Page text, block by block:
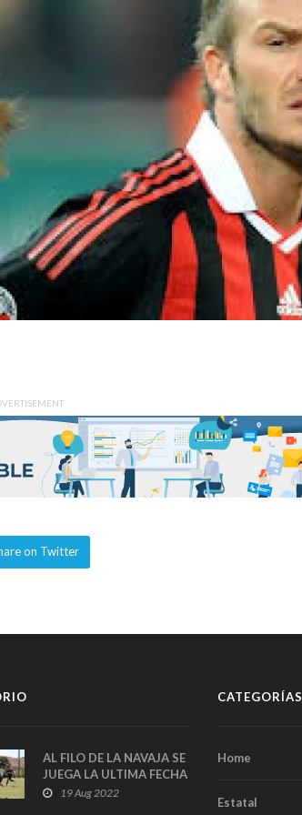
on Twitter
AL FILO DE LA NAVAJA SE
JUEGA LA ULTIMA FECHA
DEL FUTBOL LATINO
19 Aug 2022
CATEGORÍAS
Home
Estatal